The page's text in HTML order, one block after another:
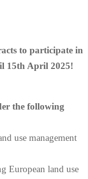
to participate in
15th April 2025!
the following
use management
European land use